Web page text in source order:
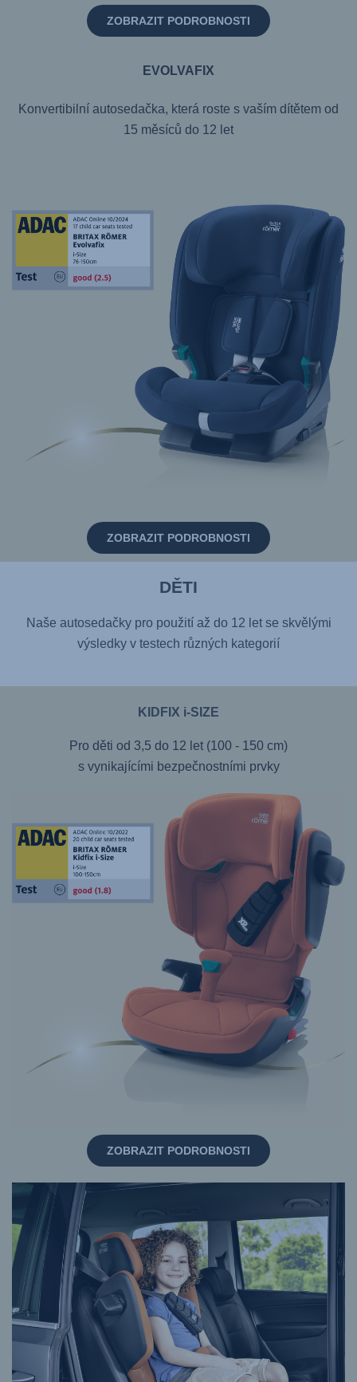
ZOBRAZIT PODROBNOSTI
EVOLVAFIX
Konvertibilní autosedačka, která roste s vaším dítětem od
15 měsíců do 12 let
ZOBRAZIT PODROBNOSTI
DĚTI
Naše autosedačky pro použití až do 12 let se skvělými
výsledky v testech různých kategorií
KIDFIX i-SIZE
Pro děti od 3,5 do 12 let (100 - 150 cm)
s vynikajícími bezpečnostními prvky
ZOBRAZIT PODROBNOSTI